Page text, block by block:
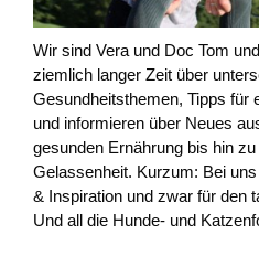
Wir sind Vera und Doc Tom
ziemlich langer Zeit über
Gesundheitsthemen, Tipps für
und informieren über Neues
gesunden Ernährung bis hin
Gelassenheit. Kurzum: Bei
& Inspiration und zwar für den
Und all die Hunde- und